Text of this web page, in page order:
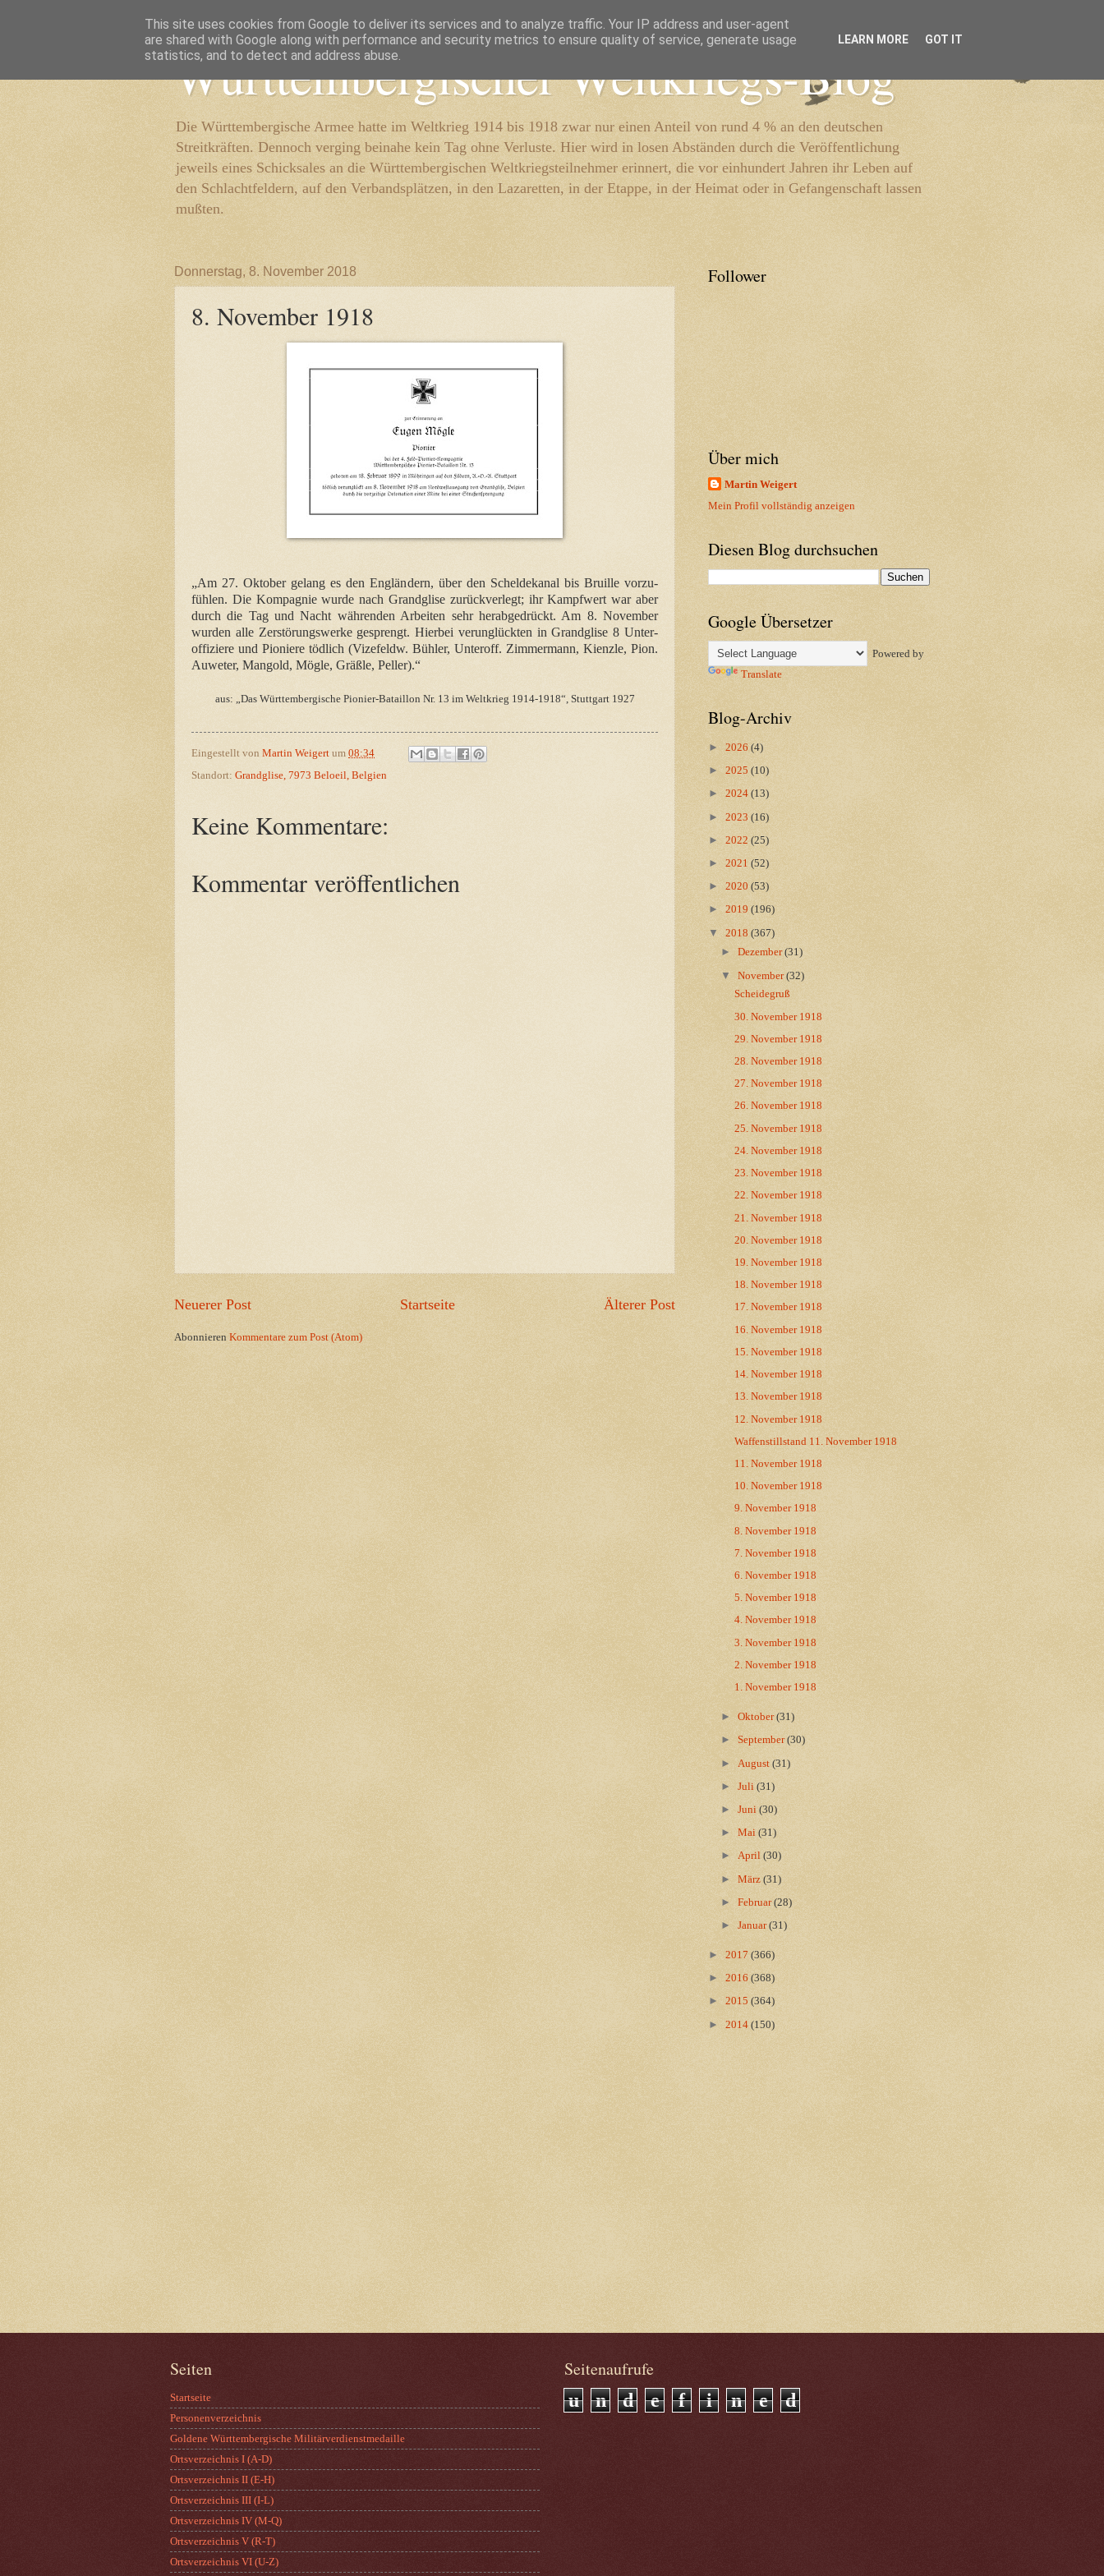
Württembergischer Weltkriegs-Blog
Die Württembergische Armee hatte im Weltkrieg 1914 bis 1918 zwar nur einen Anteil von rund 4 % an den deutschen
Streitkräften. Dennoch verging beinahe kein Tag ohne Verluste. Hier wird in losen Abständen durch die Veröffentlichung
jeweils eines Schicksales an die Württembergischen Weltkriegsteilnehmer erinnert, die vor einhundert Jahren ihr Leben auf
den Schlachtfeldern, auf den Verbandsplätzen, in den Lazaretten, in der Etappe, in der Heimat oder in Gefangenschaft lassen
mußten.
Donnerstag, 8. November 2018
8. November 1918
„Am 27. Oktober gelang es den Engländern, über den Scheldekanal bis Bruille vorzu-
fühlen. Die Kompagnie wurde nach Grandglise zurückverlegt; ihr Kampfwert war aber
durch die Tag und Nacht währenden Arbeiten sehr herabgedrückt. Am 8. November
wurden alle Zerstörungswerke gesprengt. Hierbei verunglückten in Grandglise 8 Unter-
offiziere und Pioniere tödlich (Vizefeldw. Bühler, Unteroff. Zimmermann, Kienzle, Pion.
Auweter, Mangold, Mögle, Gräßle, Peller).“
aus: „Das Württembergische Pionier-Bataillon Nr. 13 im Weltkrieg 1914-1918“, Stuttgart 1927
Eingestellt von Martin Weigert um 08:34
Standort: Grandglise, 7973 Beloeil, Belgien
Keine Kommentare:
Kommentar veröffentlichen
Neuerer Post Älterer Post
Startseite
Abonnieren Kommentare zum Post (Atom)
Follower
Über mich
Martin Weigert
Mein Profil vollständig anzeigen
Diesen Blog durchsuchen
Google Übersetzer
Powered by
Translate
Blog-Archiv
► 2026 (4)
► 2025 (10)
► 2024 (13)
► 2023 (16)
► 2022 (25)
► 2021 (52)
► 2020 (53)
► 2019 (196)
▼ 2018 (367)
►Dezember(31)
▼November(32)
Scheidegruß
30. November 1918
29. November 1918
28. November 1918
27. November 1918
26. November 1918
25. November 1918
24. November 1918
23. November 1918
22. November 1918
21. November 1918
20. November 1918
19. November 1918
18. November 1918
17. November 1918
16. November 1918
15. November 1918
14. November 1918
13. November 1918
12. November 1918
Waffenstillstand 11. November 1918
11. November 1918
10. November 1918
9. November 1918
8. November 1918
7. November 1918
6. November 1918
5. November 1918
4. November 1918
3. November 1918
2. November 1918
1. November 1918
►Oktober(31)
► September(30)
► August(31)
►Juli(31)
►Juni(30)
►Mai(31)
►April(30)
►März(31)
►Februar(28)
►Januar(31)
► 2017 (366)
► 2016 (368)
► 2015 (364)
► 2014 (150)
Seiten
Startseite
Personenverzeichnis
Goldene Württembergische Militärverdienstmedaille
Ortsverzeichnis I (A-D)
Ortsverzeichnis II (E-H)
Ortsverzeichnis III (I-L)
Ortsverzeichnis IV (M-Q)
Ortsverzeichnis V (R-T)
Ortsverzeichnis VI (U-Z)
Seitenaufrufe
u n d e f i n e d
This site uses cookies from Google to deliver its services and to analyze traffic. Your IP address and user-agent
are shared with Google along with performance and security metrics to ensure quality of service, generate usage
statistics, and to detect and address abuse.
LEARN MORE GOT IT